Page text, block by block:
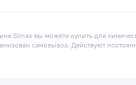
Simax вы можете купить для
самовывоз. Действуют